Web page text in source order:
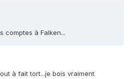
comptes à Falken...
à fait tort...je bois vraiment